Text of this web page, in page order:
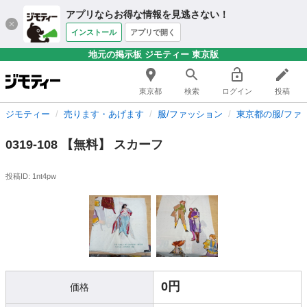
アプリならお得な情報を見逃さない！
インストール アプリで開く
地元の掲示板 ジモティー 東京版
東京都 検索 ログイン 投稿
ジモティー 売ります・あげます 服/ファッション 東京都の服/ファ
0319-108 【無料】 スカーフ
投稿ID: 1nt4pw
価格 0円